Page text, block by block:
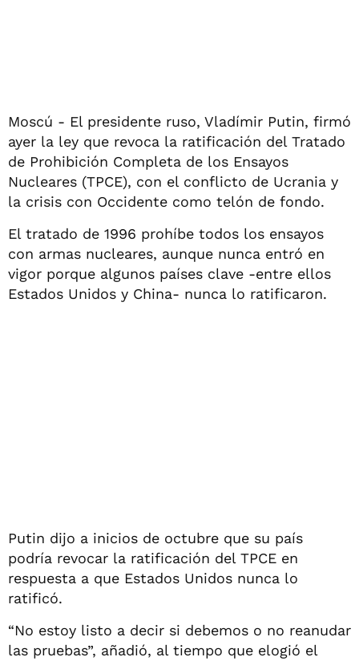
Moscú - El presidente ruso, Vladímir Putin, firmó
ayer la ley que revoca la ratificación del Tratado
de Prohibición Completa de los Ensayos
Nucleares (TPCE), con el conflicto de Ucrania y
la crisis con Occidente como telón de fondo.
El tratado de 1996 prohíbe todos los ensayos
con armas nucleares, aunque nunca entró en
vigor porque algunos países clave -entre ellos
Estados Unidos y China- nunca lo ratificaron.
Putin dijo a inicios de octubre que su país
podría revocar la ratificación del TPCE en
respuesta a que Estados Unidos nunca lo
ratificó.
“No estoy listo a decir si debemos o no reanudar
las pruebas”, añadió, al tiempo que elogió el